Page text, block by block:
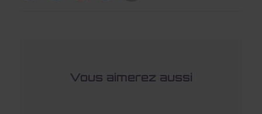
Vous aimerez aussi